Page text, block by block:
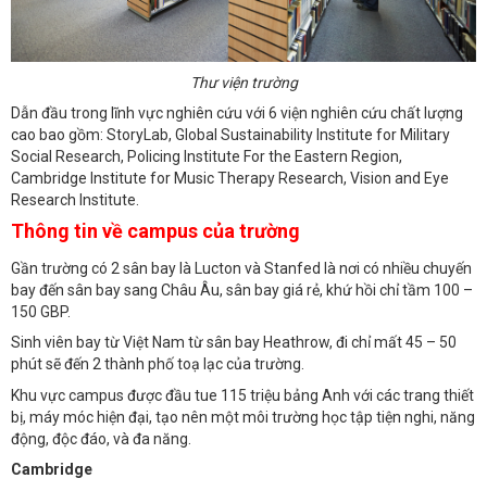
Thư viện trường
Dẫn đầu trong lĩnh vực nghiên cứu với 6 viện nghiên cứu chất lượng
cao bao gồm: StoryLab, Global Sustainability Institute for Military
Social Research, Policing Institute For the Eastern Region,
Cambridge Institute for Music Therapy Research, Vision and Eye
Research Institute.
Thông tin về campus của trường
Gần trường có 2 sân bay là Lucton và Stanfed là nơi có nhiều chuyến
bay đến sân bay sang Châu Âu, sân bay giá rẻ, khứ hồi chỉ tầm 100 –
150 GBP.
Sinh viên bay từ Việt Nam từ sân bay Heathrow, đi chỉ mất 45 – 50
phút sẽ đến 2 thành phố toạ lạc của trường.
Khu vực campus được đầu tue 115 triệu bảng Anh với các trang thiết
bị, máy móc hiện đại, tạo nên một môi trường học tập tiện nghi, năng
động, độc đáo, và đa năng.
Cambridge